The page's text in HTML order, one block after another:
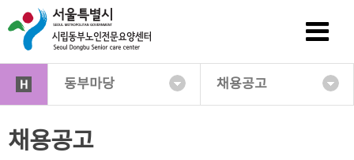
동부마당 채용공고
채용공고